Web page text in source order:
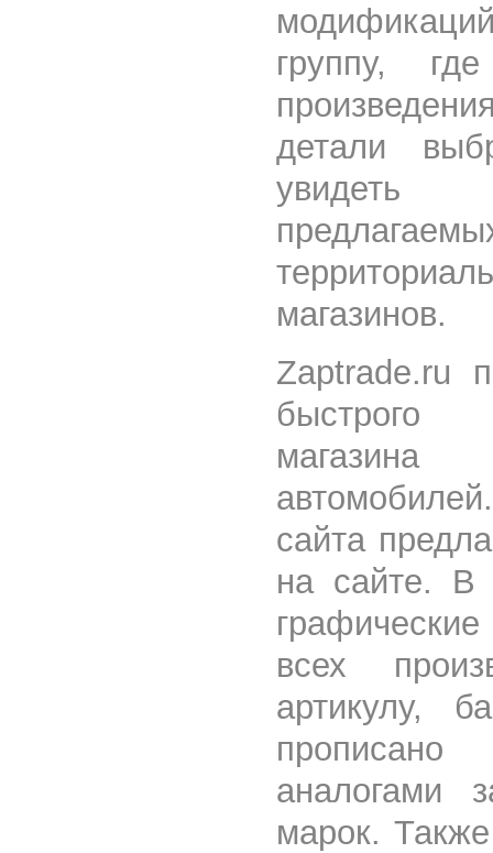
группу,
детали
увидеть
магазинов.
Zaptrade.ru
быстрого
сайта
на сайте. В
всех
артикулу,
аналогами
марок.